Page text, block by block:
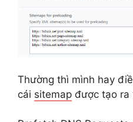
Thường thì mình hay
cái sitemap được tạo ra